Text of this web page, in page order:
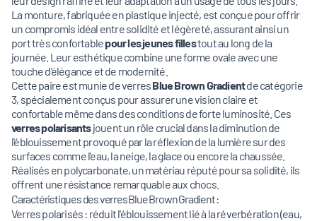
La monture, fabriquée en plastique injecté, est conçue pour offrir
un compromis idéal entre solidité et légèreté, assurant ainsi un
port très confortablepour les jeunes fillestout au long de la
journée. Leur esthétique combine une forme ovale avec une
touche d'élégance et de modernité.
Cette paire est munie de verresBlue Brown Gradientde catégorie
3, spécialement conçus pour assurer une vision claire et
confortable même dans des conditions de forte luminosité. Ces
verres polarisantsjouent un rôle crucial dans la diminution de
l'éblouissement provoqué par la réflexion de la lumière sur des
surfaces comme l'eau, la neige, la glace ou encore la chaussée.
Réalisés en polycarbonate, un matériau réputé pour sa solidité, ils
offrent une résistance remarquable aux chocs.
Caractéristiques des verres Blue Brown Gradient :
Verres polarisés : réduit l'éblouissement lié à la réverbération (eau,